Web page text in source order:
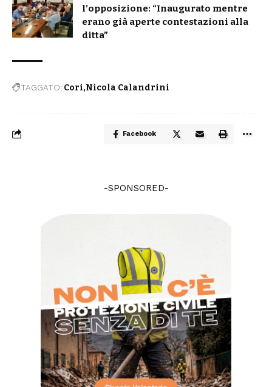
l’opposizione: “Inaugurato mentre
erano già aperte contestazioni alla
ditta”
TAGGATO: Cori Nicola Calandrini
Facebook
-SPONSORED-